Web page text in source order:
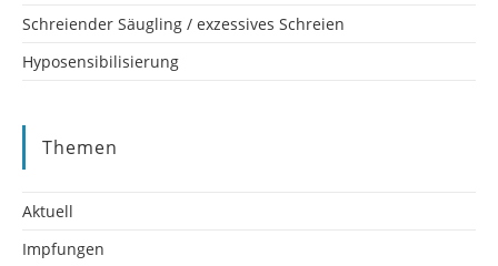
Schreiender Säugling / exzessives Schreien
Hyposensibilisierung
Themen
Aktuell
Impfungen